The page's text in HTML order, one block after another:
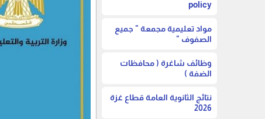
policy
مواد تعليمية مجمعة " جميع
الصفوف "
وظائف شاغرة ( محافظات
الضفة )
نتائج الثانوية العامة قطاع غزة
2026